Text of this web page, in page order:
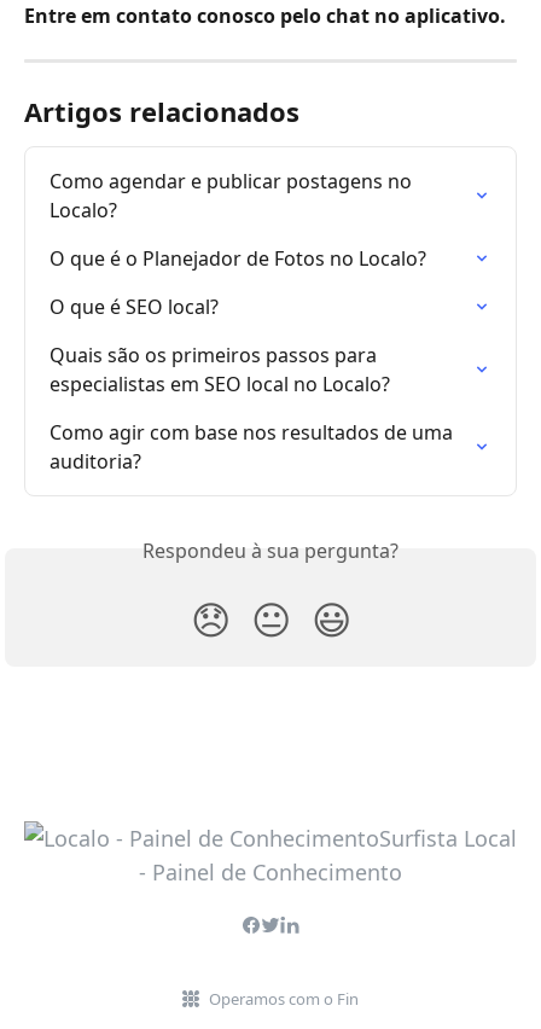
Entre em contato conosco pelo chat no aplicativo.
Artigos relacionados
Como agendar e publicar postagens no
Localo?
O que é o Planejador de Fotos no Localo?
O que é SEO local?
Quais são os primeiros passos para
especialistas em SEO local no Localo?
Como agir com base nos resultados de uma
auditoria?
Respondeu à sua pergunta?
😞 😐 😃
Operamos com o Fin